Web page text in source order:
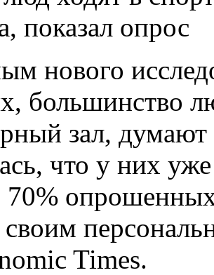
показал опрос
нового
большинство
зал, думают
что у них
70%
своим
Times.